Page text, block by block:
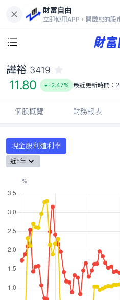
財富自由
立即使用APP，開啟您的股
11.80
-
譁裕 3419
11.80 -2.47% 最近更新時間：
個股概覽 財務報表
現金股利殖利率
近5年